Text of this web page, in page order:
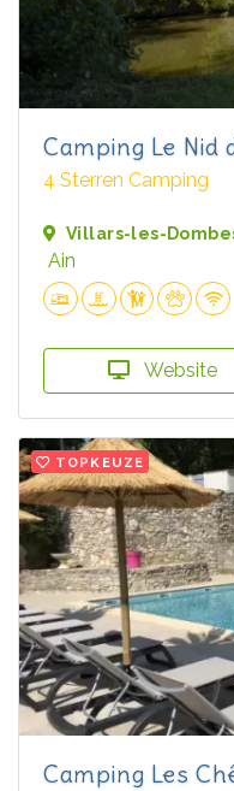
Camping Le Nid
4 Sterren Camping
Villars-les-
Ain
Website
TOPKEUZE
Camping Les